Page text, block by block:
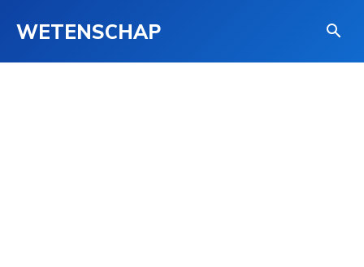
WETENSCHAP